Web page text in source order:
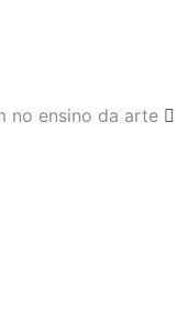
no ensino da arte